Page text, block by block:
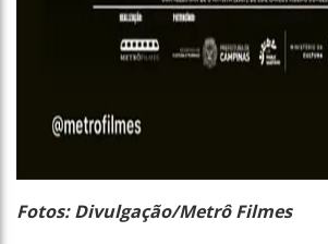
Fotos: Divulgação/Metrô Filmes